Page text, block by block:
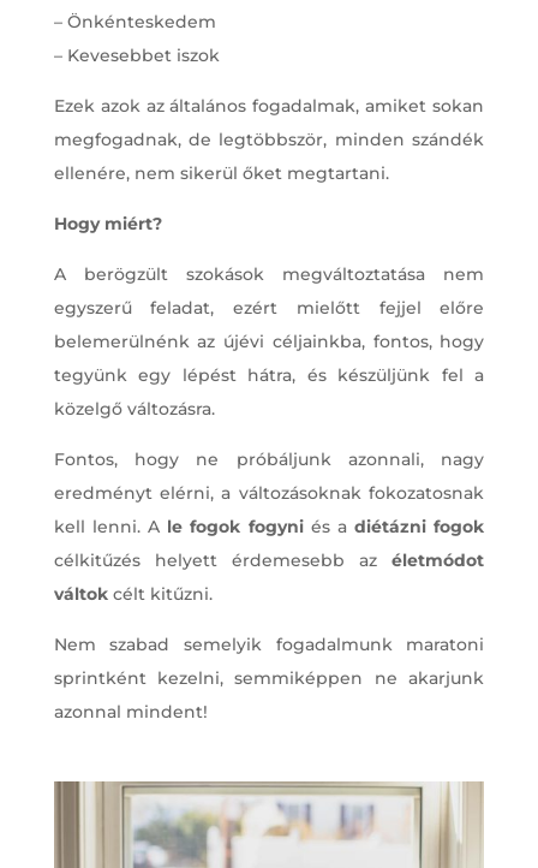
– Önkénteskedem
– Kevesebbet iszok
Ezek azok az általános fogadalmak, amiket sokan
megfogadnak, de legtöbbször, minden szándék
ellenére, nem sikerül őket megtartani.
Hogy miért?
A berögzült szokások megváltoztatása nem
egyszerű feladat, ezért mielőtt fejjel előre
belemerülnénk az újévi céljainkba, fontos, hogy
tegyünk egy lépést hátra, és készüljünk fel a
közelgő változásra.
Fontos, hogy ne próbáljunk azonnali, nagy
eredményt elérni, a változásoknak fokozatosnak
kell lenni. A le fogok fogyni és adiétázni fogok
célkitűzés helyett érdemesebb azéletmódot
váltokcélt kitűzni.
Nem szabad semelyik fogadalmunk maratoni
sprintként kezelni, semmiképpen ne akarjunk
azonnal mindent!